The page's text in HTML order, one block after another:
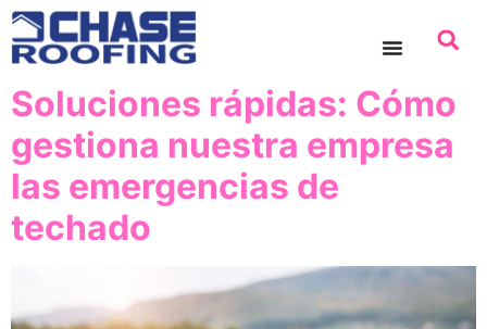
contenido
Soluciones rápidas: Cómo
gestiona nuestra empresa
las emergencias de
techado